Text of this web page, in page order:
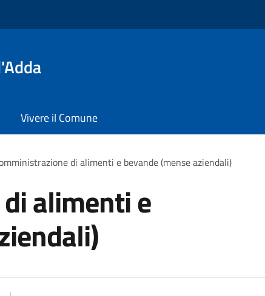
Vivere il Comune
di alimenti e bevande (mense aziendali)
alimenti e